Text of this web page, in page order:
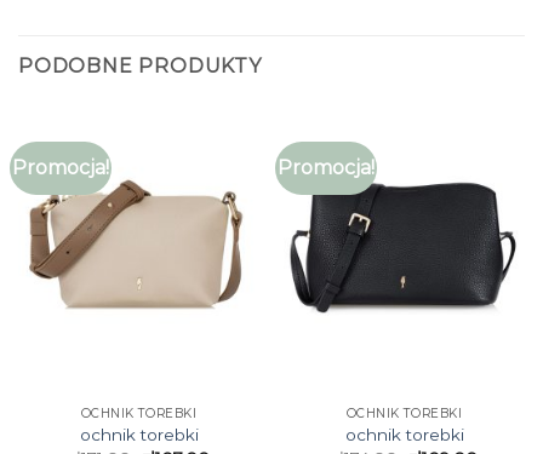
PODOBNE PRODUKTY
Promocja!
OCHNIK TOREBKI
ochnik torebki
Promocja!
OCHNIK TOREBKI
ochnik torebki